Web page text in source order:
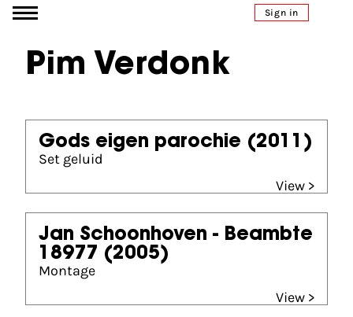
Go to content Sign in
Pim Verdonk
Gods eigen parochie (2011)
Set geluid
View >
Jan Schoonhoven - Beambte
18977 (2005)
Montage
View >